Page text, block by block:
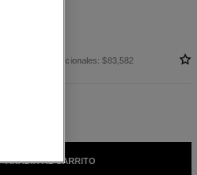
sin impuestos nacionales: $83,582
AÑADIR AL CARRITO